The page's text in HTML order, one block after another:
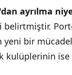
ayrılma
yeni bir
kulüplerinin ise